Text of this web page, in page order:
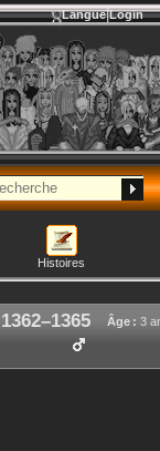
Langue Login
Histoires
Âge : 3
1362–1365